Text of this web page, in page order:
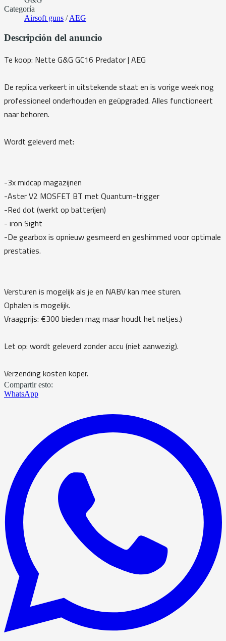
Categoría
Airsoft guns /AEG
Descripción del anuncio
Te koop: Nette G&G GC16 Predator | AEG
De replica verkeert in uitstekende staat en is vorige week nog
professioneel onderhouden en geüpgraded. Alles functioneert
naar behoren.
Wordt geleverd met:
-3x midcap magazijnen
-Aster V2 MOSFET BT met Quantum-trigger
-Red dot (werkt op batterijen)
- iron Sight
-De gearbox is opnieuw gesmeerd en geshimmed voor optimale
prestaties.
Versturen is mogelijk als je en NABV kan mee sturen.
Ophalen is mogelijk.
Vraagprijs: €300 bieden mag maar houdt het netjes.)
Let op: wordt geleverd zonder accu (niet aanwezig).
Verzending kosten koper.
Compartir esto:
WhatsApp